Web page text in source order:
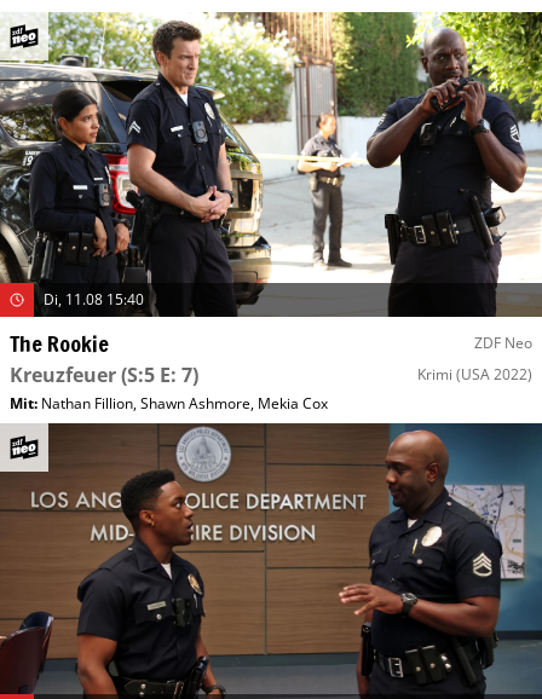
Di, 11.08 15:40
The Rookie ZDF Neo
Kreuzfeuer(S:5 E: 7) Krimi (USA 2022)
Mit: Nathan Fillion,Shawn Ashmore, Mekia Cox